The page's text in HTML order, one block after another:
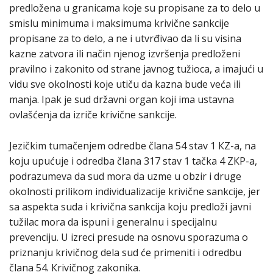
predložena u granicama koje su propisane za to delo u
smislu minimuma i maksimuma krivične sankcije
propisane za to delo, a ne i utvrđivao da li su visina
kazne zatvora ili način njenog izvršenja predloženi
pravilno i zakonito od strane javnog tužioca, a imajući u
vidu sve okolnosti koje utiču da kazna bude veća ili
manja. Ipak je sud državni organ koji ima ustavna
ovlašćenja da izriče krivične sankcije.
Jezičkim tumačenjem odredbe člana 54 stav 1 КZ-a, na
koju upućuje i odredba člana 317 stav 1 tačka 4 ZКP-a,
podrazumeva da sud mora da uzme u obzir i druge
okolnosti prilikom individualizacije krivične sankcije, jer
sa aspekta suda i krivična sankcija koju predloži javni
tužilac mora da ispuni i generalnu i specijalnu
prevenciju. U izreci presude na osnovu sporazuma o
priznanju krivičnog dela sud će primeniti i odredbu
člana 54. Кrivičnog zakonika.